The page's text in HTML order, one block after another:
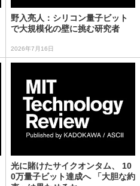
野入亮人：シリコン量子ビット
で大規模化の壁に挑む研究者
2026年7月16日
光に賭けたサイクオンタム、 10
0万量子ビット達成へ 「大胆な約